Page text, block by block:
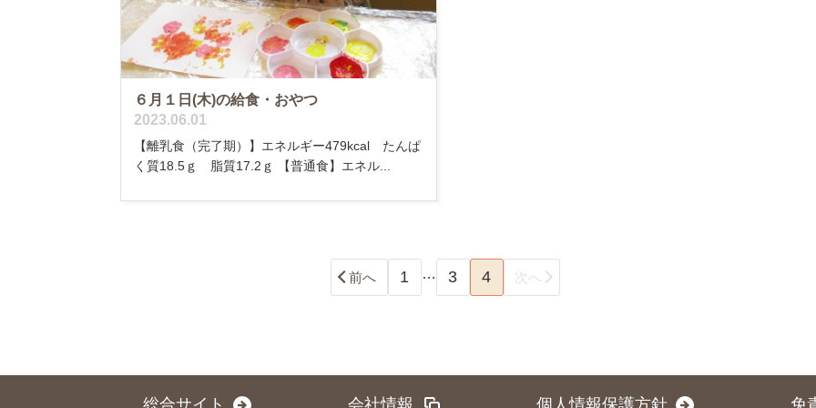
６月１日(木)の給食・おやつ
2023.06.01
【離乳食（完了期）】エネルギー479kcal たんぱ
く質18.5ｇ 脂質17.2ｇ 【普通食】エネル...
前へ 1 … 3 4 次へ